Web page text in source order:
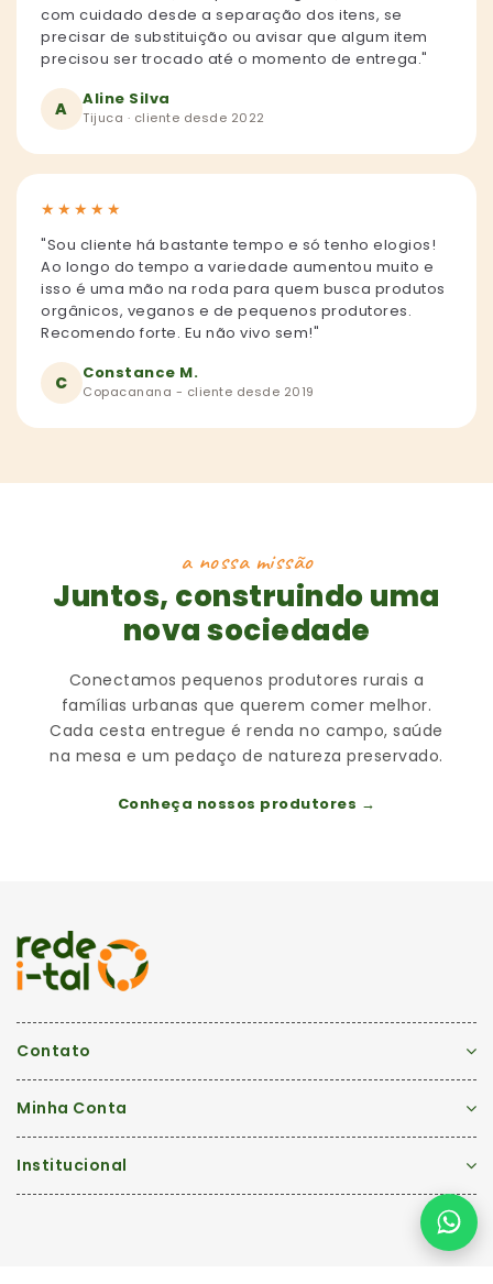
com cuidado desde a separação dos itens, se
precisar de substituição ou avisar que algum item
precisou ser trocado até o momento de entrega."
A Aline Silva
Tijuca · cliente desde 2022
★ ★ ★ ★ ★
"Sou cliente há bastante tempo e só tenho elogios!
Ao longo do tempo a variedade aumentou muito e
isso é uma mão na roda para quem busca produtos
orgânicos, veganos e de pequenos produtores.
Recomendo forte. Eu não vivo sem!"
C Constance M.
Copacanana - cliente desde 2019
a nossa missão
Juntos, construindo uma
nova sociedade
Conectamos pequenos produtores rurais a
famílias urbanas que querem comer melhor.
Cada cesta entregue é renda no campo, saúde
na mesa e um pedaço de natureza preservado.
Conheça nossos produtores →
Contato
Minha Conta
Institucional